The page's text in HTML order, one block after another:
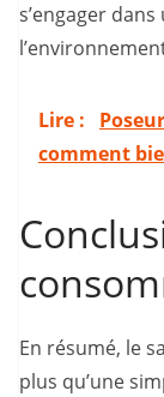
s’engager
Lire :
comment
En résumé, le
plus qu’une